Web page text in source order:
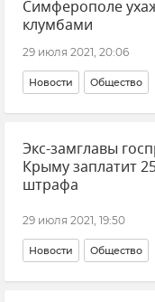
Симферополе
клумбами
29 июля 2021, 20:06
Новости Общество
Экс-замглавы
Крыму заплатит
штрафа
29 июля 2021, 19:50
Новости Общество